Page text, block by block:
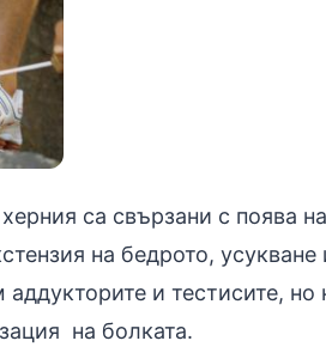
са свързани с поява
на бедрото,
и тестисите,
на болката.